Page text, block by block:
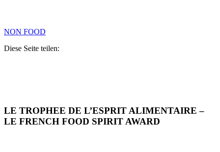
NON FOOD
Diese Seite teilen:
LE TROPHEE DE L’ESPRIT ALIMENTAIRE –
LE FRENCH FOOD SPIRIT AWARD